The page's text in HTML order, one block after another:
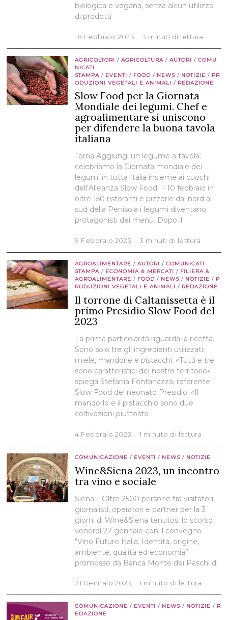
biologica e vegana, senza alcun utilizzo
di prodotti
18 Febbraio 2023 3 minuti di lettura
AGRICOLTORI / AGRICOLTURA / AUTORI / COMU
NICATI
STAMPA / EVENTI / FOOD / NEWS / NOTIZIE / PR
ODUZIONI VEGETALI E ANIMALI / REDAZIONE
Slow Food per la Giornata
Mondiale dei legumi. Chef e
agroalimentare si uniscono
per difendere la buona tavola
italiana
Torna Aggiungi un legume a tavola:
celebriamo la Giornata mondiale dei
legumi in tutta Italia insieme ai cuochi
dell’Alleanza Slow Food. Il 10 febbraio in
oltre 150 ristoranti e pizzerie dal nord al
sud della Penisola i legumi diventano
protagonisti dei menù. Dopo il
9 Febbraio 2023 3 minuti di lettura
AGROALIMENTARE / AUTORI / COMUNICATI
STAMPA / ECONOMIA & MERCATI / FILIERA &
AGROALIMENTARE / FOOD / NEWS / NOTIZIE / P
RODUZIONI VEGETALI E ANIMALI / REDAZIONE
Il torrone di Caltanissetta è il
primo Presidio Slow Food del
2023
La prima particolarità riguarda la ricetta.
Sono solo tre gli ingredienti utilizzati:
miele, mandorle e pistacchi. «Tutti e tre
sono caratteristici del nostro territorio»
spiega Stefania Fontanazza, referente
Slow Food del neonato Presidio. «Il
mandorlo e il pistacchio sono due
coltivazioni piuttosto
4 Febbraio 2023 1 minuto di lettura
COMUNICAZIONE / EVENTI / NEWS / NOTIZIE
Wine&Siena 2023, un incontro
tra vino e sociale
Siena – Oltre 2500 persone tra visitatori,
giornalisti, operatori e partner per la 3
giorni di Wine&Siena tenutosi lo scorso
venerdì 27 gennaio con il convegno
“Vino Futuro Italia. Identità, origine,
ambiente, qualità ed economia”
promosso da Banca Monte dei Paschi di
31 Gennaio 2023 1 minuto di lettura
COMUNICAZIONE / EVENTI / NEWS / NOTIZIE / R
EDAZIONE